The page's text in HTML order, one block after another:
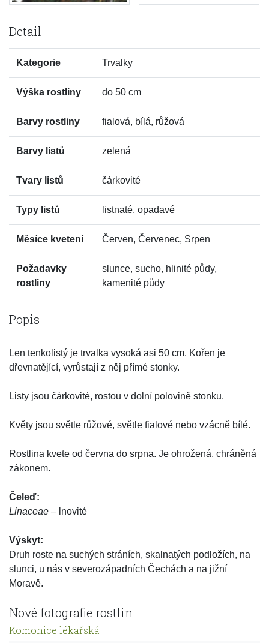
Detail
Kategorie Trvalky
Výška rostliny do 50 cm
Barvy rostliny fialová, bílá, růžová
Barvy listů zelená
Tvary listů čárkovité
Typy listů listnaté, opadavé
Měsíce kvetení Červen, Červenec, Srpen
Požadavky
rostliny
slunce, sucho, hlinité půdy,
kamenité půdy
Popis
Len tenkolistý je trvalka vysoká asi 50 cm. Kořen je
dřevnatějící, vyrůstají z něj přímé stonky.
Listy jsou čárkovité, rostou v dolní polovině stonku.
Květy jsou světle růžové, světle fialové nebo vzácně bílé.
Rostlina kvete od června do srpna. Je ohrožená, chráněná
zákonem.
Čeleď:
Linaceae – lnovité
Výskyt:
Druh roste na suchých stráních, skalnatých podložích, na
slunci, u nás v severozápadních Čechách a na jižní
Moravě.
Nové fotografie rostlin
Komonice lékařská